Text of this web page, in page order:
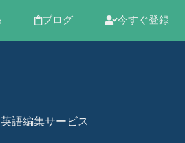
ブログ 今すぐ登録
英語編集サービス